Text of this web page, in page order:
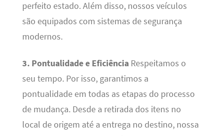
perfeito estado. Além disso, nossos veículos
são equipados com sistemas de segurança
modernos.
3. Pontualidade e EficiênciaRespeitamos o
seu tempo. Por isso, garantimos a
pontualidade em todas as etapas do processo
de mudança. Desde a retirada dos itens no
local de origem até a entrega no destino, nossa